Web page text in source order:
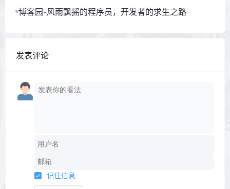
博客园-风雨飘摇的程序员，开发者的求生之路
发表评论
记住信息